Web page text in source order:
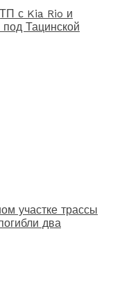
с Kia Rio и
Тацинской
участке трассы
два